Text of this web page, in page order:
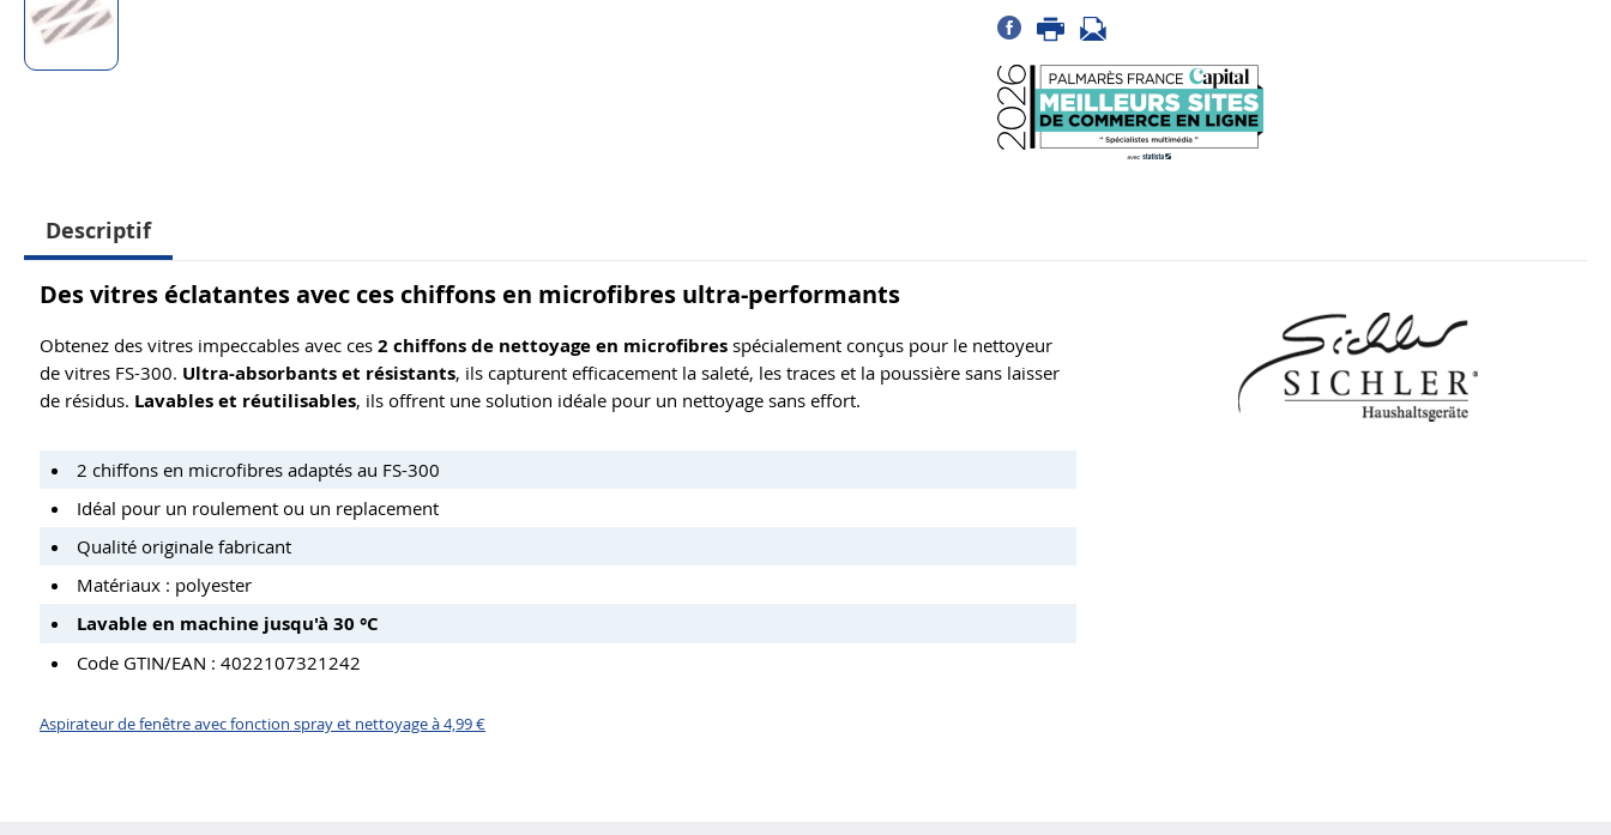
Descriptif
Des vitres éclatantes avec ces chiffons en microfibres ultra-performants
Obtenez des vitres impeccables avec ces 2 chiffons de nettoyage en microfibres spécialement conçus pour le nettoyeur
de vitres FS-300. Ultra-absorbants et résistants, ils capturent efficacement la saleté, les traces et la poussière sans laisser
de résidus. Lavables et réutilisables, ils offrent une solution idéale pour un nettoyage sans effort.
2 chiffons en microfibres adaptés au FS-300
Idéal pour un roulement ou un replacement
Qualité originale fabricant
Matériaux : polyester
Lavable en machine jusqu'à 30 °C
Code GTIN/EAN : 4022107321242
Aspirateur de fenêtre avec fonction spray et nettoyage à 4,99 €